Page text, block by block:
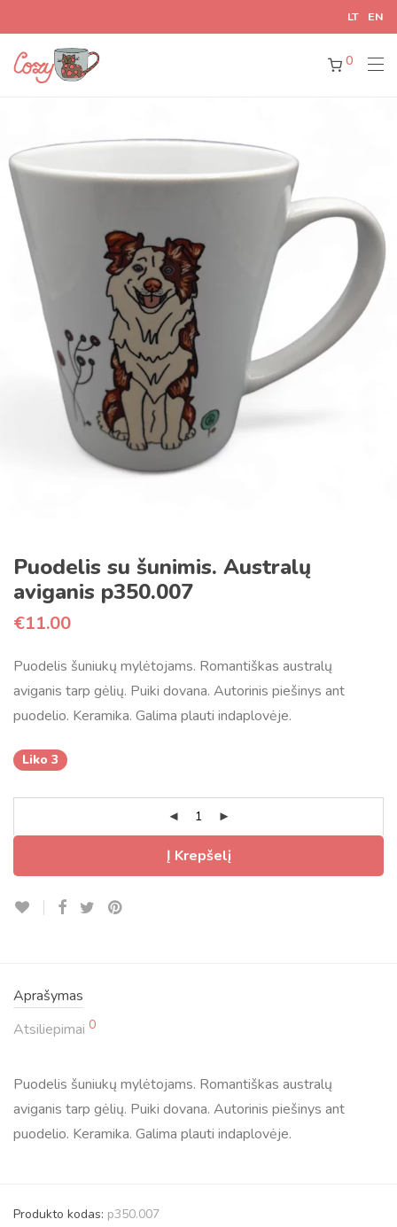
EN
LT
0
Puodelis su šunimis. Australų
aviganis p350.007
€11.00
Puodelis šuniukų mylėtojams. Romantiškas australų
aviganis tarp gėlių. Puiki dovana. Autorinis piešinys ant
puodelio. Keramika. Galima plauti indaplovėje.
Liko 3
Į Krepšelį
Aprašymas
Atsiliepimai 0
Puodelis šuniukų mylėtojams. Romantiškas australų
aviganis tarp gėlių. Puiki dovana. Autorinis piešinys ant
puodelio. Keramika. Galima plauti indaplovėje.
Produkto kodas: p350.007